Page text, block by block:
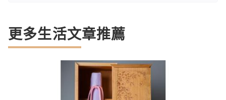
更多生活文章推薦